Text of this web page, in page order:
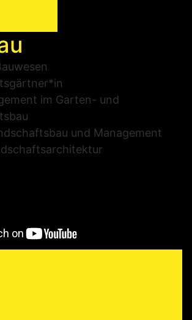
im Garten- und
und Management